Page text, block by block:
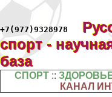
+7(977)9328978
спорт -
база
СПОРТ ::
КАНАЛ